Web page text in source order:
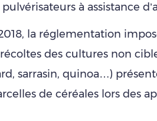
à assistance
la réglementation
des cultures non
sarrasin, quinoa…)
de céréales lors des